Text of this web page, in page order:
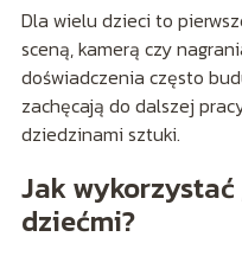
Dla wielu dzieci to
sceną, kamerą czy
doświadczenia często
zachęcają do dalszej
dziedzinami sztuki.
Jak wykorzystać
dziećmi?